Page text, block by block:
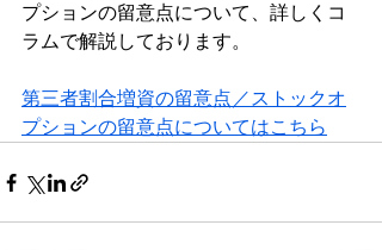
プションの留意点について、詳しくコ
ラムで解説しております。
第三者割合増資の留意点／ストックオ
プションの留意点についてはこちら